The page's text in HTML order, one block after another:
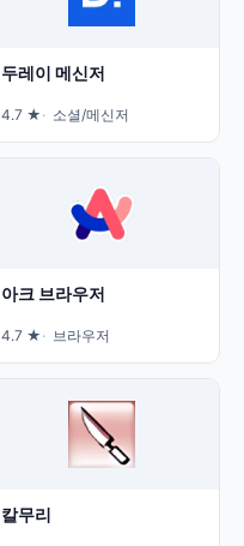
두레이 메신저
4.7 ★ 소셜/메신저
아크 브라우저
4.7 ★ 브라우저
칼무리